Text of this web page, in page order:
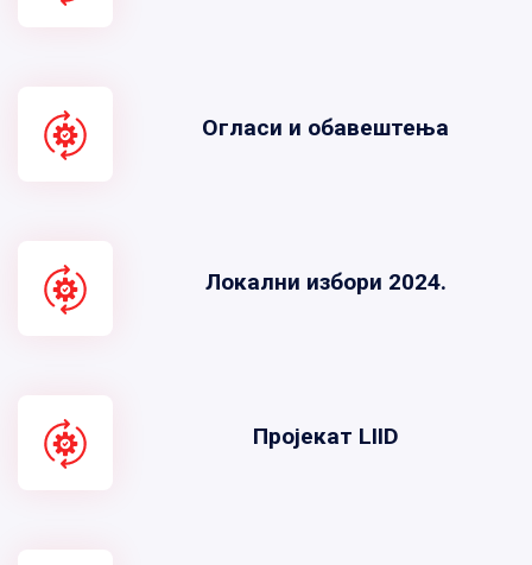
Огласи и обавештења
Локални избори 2024.
Пројекат LIID